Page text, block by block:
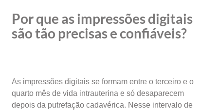
Por que as impressões digitais
são tão precisas e confiáveis?
As impressões digitais se formam entre o terceiro e o
quarto mês de vida intrauterina e só desaparecem
depois da putrefação cadavérica. Nesse intervalo de